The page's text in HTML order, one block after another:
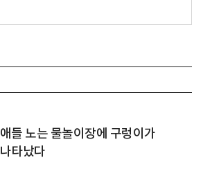
애들 노는 물놀이장에 구렁이가
나타났다